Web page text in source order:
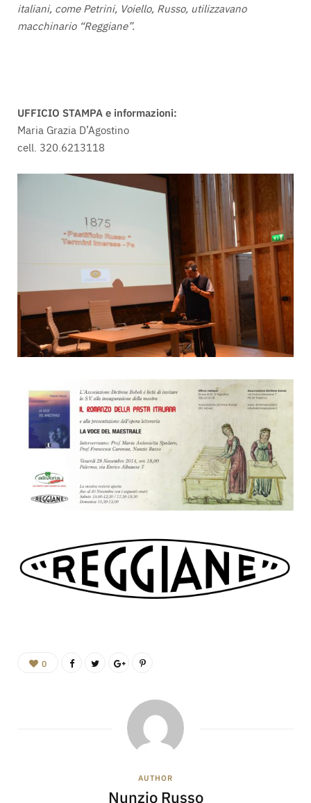
italiani, come Petrini, Voiello, Russo, utilizzavano
macchinario “Reggiane”.
UFFICIO STAMPA e informazioni:
Maria Grazia D’Agostino
cell. 320.6213118
0
AUTHOR
Nunzio Russo